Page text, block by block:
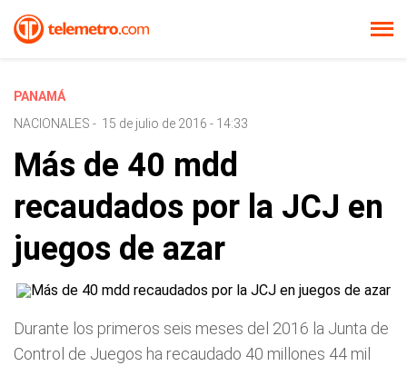
PANAMÁ
NACIONALES - 15 de julio de 2016 - 14:33
Más de 40 mdd
recaudados por la JCJ en
juegos de azar
Durante los primeros seis meses del 2016 la Junta de
Control de Juegos ha recaudado 40 millones 44 mil